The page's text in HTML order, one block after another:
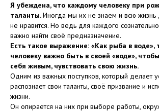
Я убеждена, что каждому человеку при
таланты.Иногда мы их не знаем и всю жизнь
не нравится. Но ведь для каждого
важно найти своё предназначение.
Есть такое выражение: «Как рыба в воде»,
человеку важно быть в своей «воде»,
себя живым, чувствовать свою жизнь.
Одним из важных поступков, который делает
распознает свои таланты, своё призвание и
жизни.
Он опирается на них при выборе работы,